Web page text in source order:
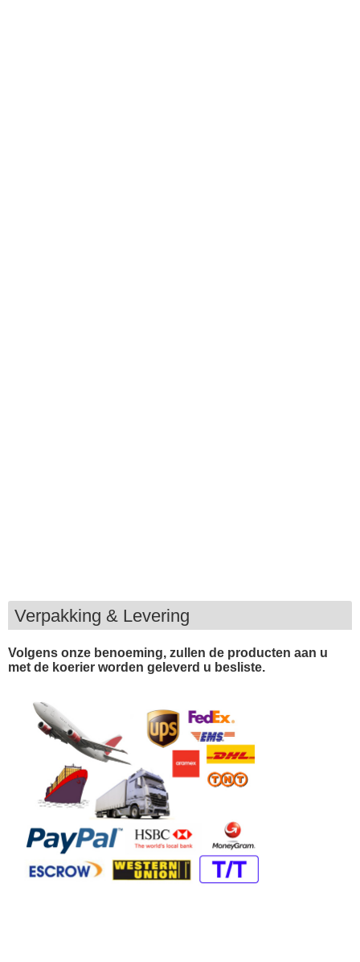
Verpakking & Levering
Volgens onze benoeming, zullen de producten aan u
met de koerier worden geleverd u besliste.